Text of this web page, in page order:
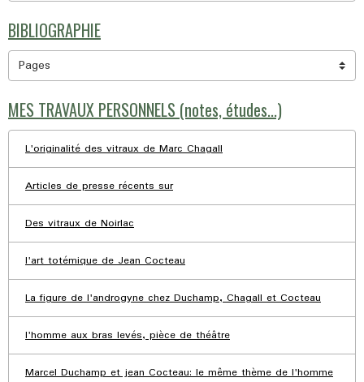
BIBLIOGRAPHIE
MES TRAVAUX PERSONNELS (notes, études...)
L'originalité des vitraux de Marc Chagall
Articles de presse récents sur
Des vitraux de Noirlac
l'art totémique de Jean Cocteau
La figure de l'androgyne chez Duchamp, Chagall et Cocteau
l'homme aux bras levés, pièce de théâtre
Marcel Duchamp et jean Cocteau: le même thème de l'homme